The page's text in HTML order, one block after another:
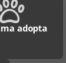
adopta